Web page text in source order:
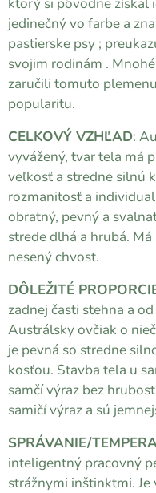
jedinečný vo farbe a
pastierske psy ;
svojim rodinám .
zaručili tomuto
popularitu.
CELKOVÝ VZHĽAD:
vyvážený, tvar tela má
veľkosť a stredne silnú
rozmanitosť a
obratný, pevný a
strede dlhá a hrubá.
nesený chvost.
DÔLEŽITÉ
zadnej časti stehna a
Austrálsky ovčiak o
je pevná so stredne
kosťou. Stavba tela u
samčí výraz bez
samičí výraz a sú
SPRÁVANIE/
inteligentný pracovný
strážnymi inštinktmi.